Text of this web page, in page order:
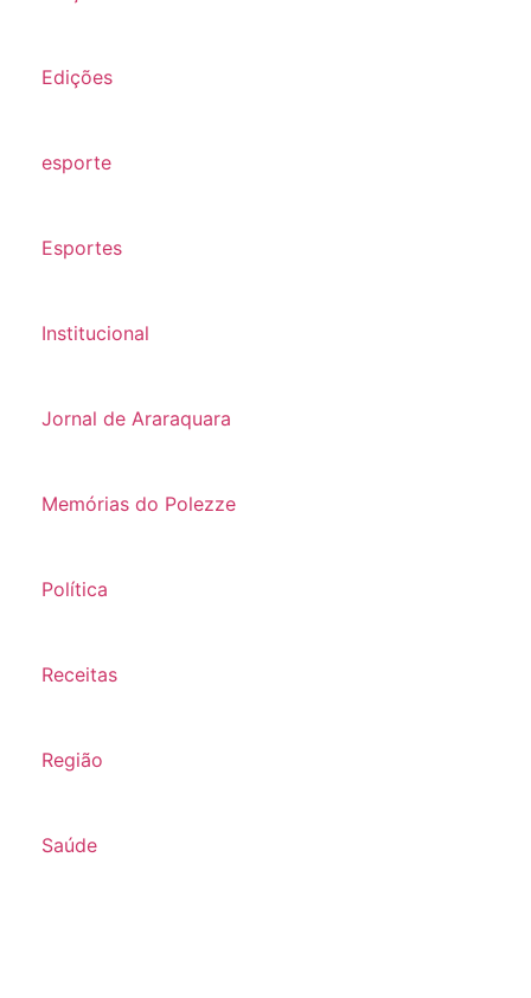
Edições
esporte
Esportes
Institucional
Jornal de Araraquara
Memórias do Polezze
Política
Receitas
Região
Saúde